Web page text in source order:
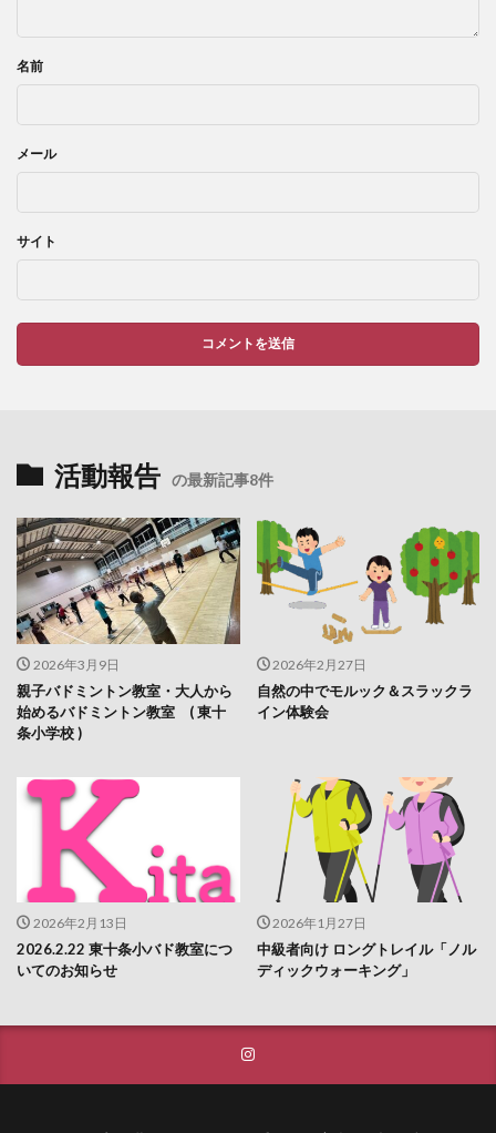
名前
メール
サイト
活動報告 の最新記事8件
2026年3月9日
親子バドミントン教室・大人から
始めるバドミントン教室 ( 東十
条小学校 )
2026年2月27日
自然の中でモルック＆スラックラ
イン体験会
2026年2月13日
2026.2.22 東十条小バド教室につ
いてのお知らせ
2026年1月27日
中級者向け ロングトレイル「ノル
ディックウォーキング」